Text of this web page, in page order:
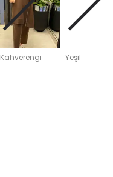
Kahverengi Yeşil